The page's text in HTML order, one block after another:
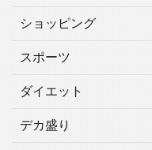
ショッピング
スポーツ
ダイエット
デカ盛り